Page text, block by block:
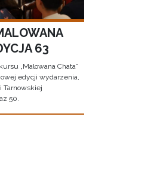
63
„Malowana Chata”
edycji wydarzenia,
50.